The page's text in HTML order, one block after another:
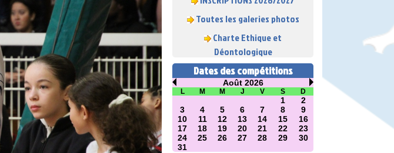
Toutes les galeries photos
Charte Ethique et
Déontologique
Dates des compétitions
Août 2026
L M M J V S D
1
2
3
4 5 6 7 8
9
10
11 12 13 14 15
16
17
18 19 20 21 22
23
24
25 26 27 28 29
30
31